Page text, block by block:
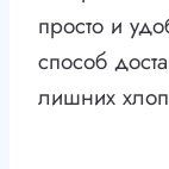
просто и
способ
лишних